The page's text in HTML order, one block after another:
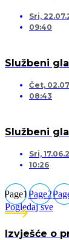
Sri,
09:40
Službeni
Čet,
08:43
Službeni
Sri,
10:26
Page1Page2
Pogledaj sve
Izvješće o